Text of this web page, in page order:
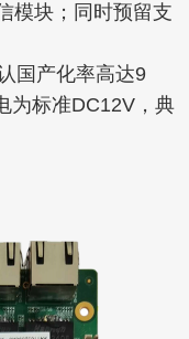
模块；同时预留支
国产化率高达9
为标准DC12V，典